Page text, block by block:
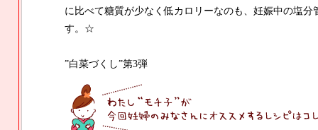
に比べて糖質が少なく低カロリーなのも、妊娠中の塩
す。☆
”白菜づくし”第3弾